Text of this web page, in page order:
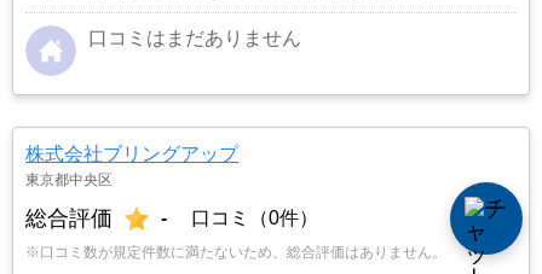
口コミはまだありません
株式会社ブリングアップ
東京都中央区
総合評価 - 口コミ（0件）
※口コミ数が規定件数に満たないため、総合評価はありません。